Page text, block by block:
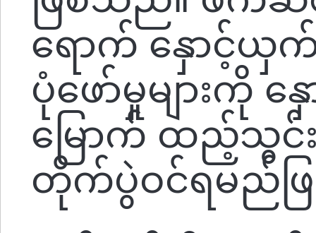
ရောက် နှောင့်
ပုံဖော်မှုများကို
မြောက် ထည့်သွင်းစ
တိုက်ပွဲဝင်ရမည်ဖ